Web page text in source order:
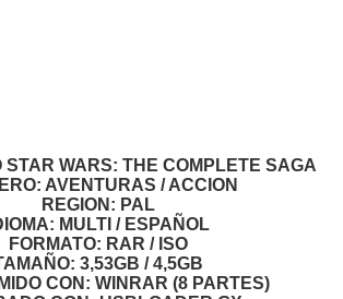
STAR WARS: THE COMPLETE SAGA
AVENTURAS / ACCION
REGION: PAL
MULTI / ESPAÑOL
FORMATO: RAR / ISO
3,53GB / 4,5GB
CON: WINRAR (8 PARTES)